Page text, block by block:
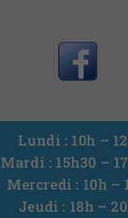
Lundi : 10h –
Mardi : 15h30 –
Mercredi : 10h –
Jeudi : 18h –